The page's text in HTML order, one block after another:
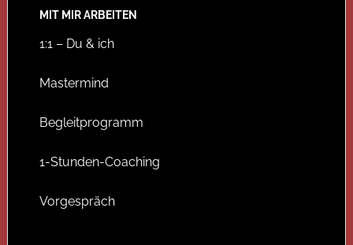
MIT MIR ARBEITEN
1:1 – Du & ich
Mastermind
Begleitprogramm
1-Stunden-Coaching
Vorgespräch